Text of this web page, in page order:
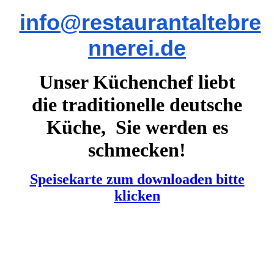
info@restaurantaltebre
nnerei.de
Unser Küchenchef liebt
die traditionelle deutsche
Küche, Sie werden es
schmecken!
Speisekarte zum downloaden bitte
klicken